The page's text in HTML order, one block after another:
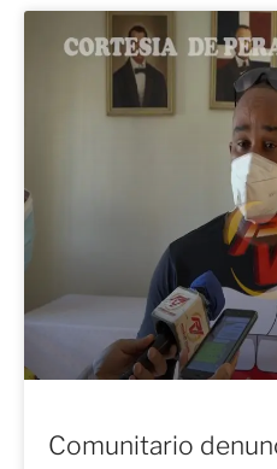
Comunitario